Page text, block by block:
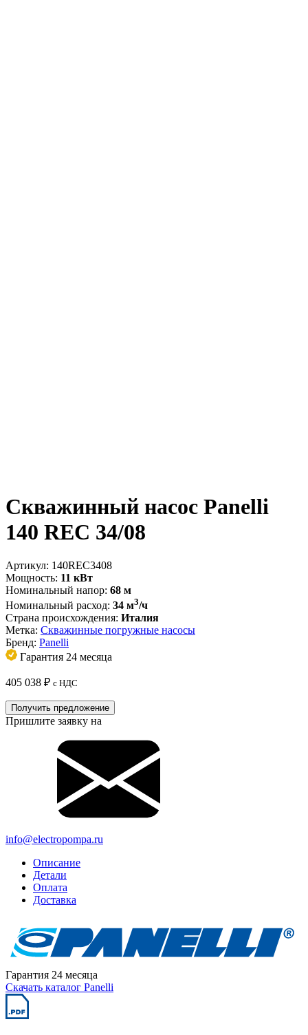
Скважинный насос Panelli
140 REC 34/08
Артикул: 140REC3408
Мощность: 11 кВт
Номинальный напор: 68 м
Номинальный расход: 34 м3/ч
Страна происхождения: Италия
Метка: Скважинные погружные насосы
Бренд: Panelli
Гарантия 24 месяца
405 038 ₽ с НДС
Получить предложение
Пришлите заявку на
info@electropompa.ru
Описание
Детали
Оплата
Доставка
Гарантия 24 месяца
Скачать каталог Panelli